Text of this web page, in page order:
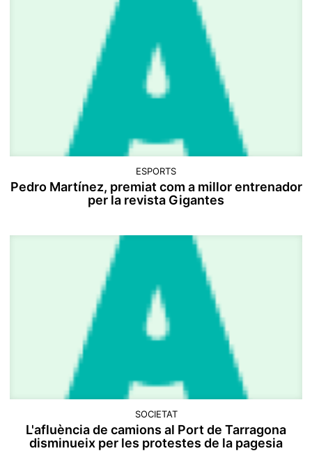
ESPORTS
Pedro Martínez, premiat com a millor entrenador
per la revista Gigantes
SOCIETAT
L'afluència de camions al Port de Tarragona
disminueix per les protestes de la pagesia